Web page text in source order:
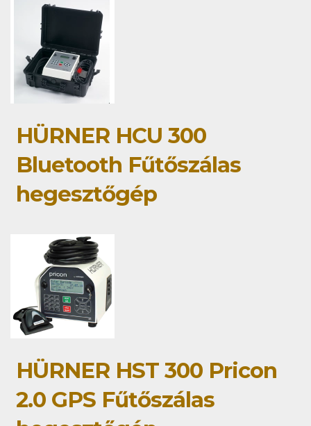
HÜRNER HCU 300
Bluetooth Fűtőszálas
hegesztőgép
HÜRNER HST 300 Pricon
2.0 GPS Fűtőszálas